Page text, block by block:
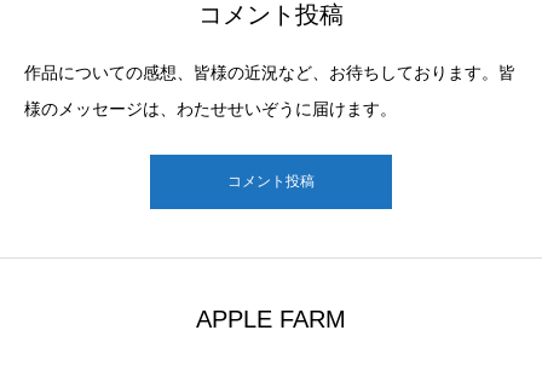
コメント投稿
作品についての感想、皆様の近況など、お待ちしております。皆
様のメッセージは、わたせせいぞうに届けます。
コメント投稿
APPLE FARM